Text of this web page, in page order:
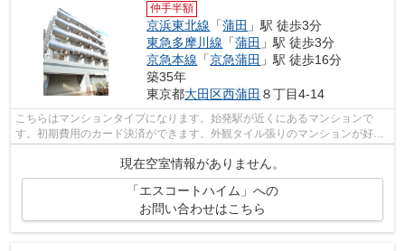
仲手半額
京浜東北線 「蒲田 」駅 徒歩3分
東急多摩川線 「蒲田 」駅 徒歩3分
京急本線 「京急蒲田 」駅 徒歩16分
築35年
東京都大田区西蒲田 ８丁目4-14
こちらはマンションタイプになります。始発駅が近くにあるマンションで
す。初期費用のカード決済ができます。外観タイル張りのマンションが好評
現在空室情報がありません。
「エスコートハイム」への
お問い合わせはこちら